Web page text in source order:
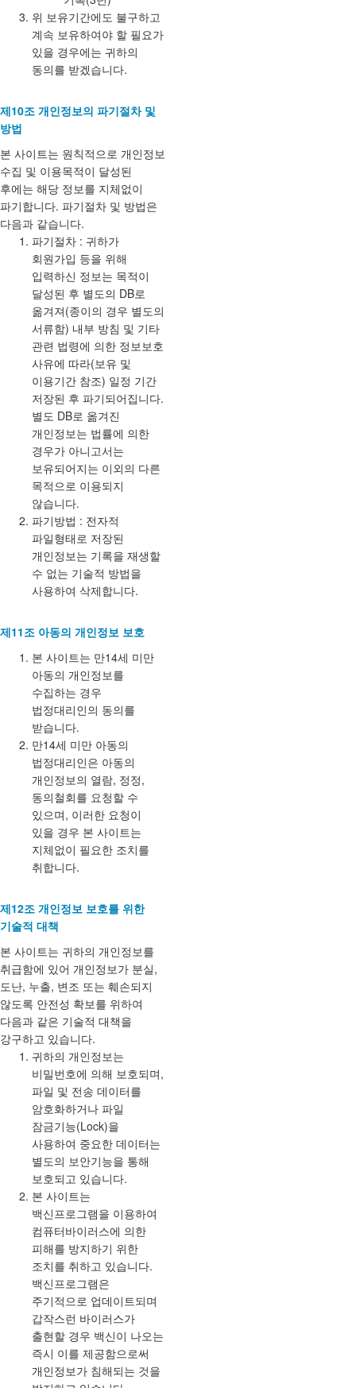
위 보유기간에도 불구하고
계속 보유하여야 할 필요가
있을 경우에는 귀하의
동의를 받겠습니다.
제10조 개인정보의 파기절차 및
방법
본 사이트는 원칙적으로 개인정보
수집 및 이용목적이 달성된
후에는 해당 정보를 지체없이
파기합니다. 파기절차 및 방법은
다음과 같습니다.
파기절차 : 귀하가
회원가입 등을 위해
입력하신 정보는 목적이
달성된 후 별도의 DB로
옮겨져(종이의 경우 별도의
서류함) 내부 방침 및 기타
관련 법령에 의한 정보보호
사유에 따라(보유 및
이용기간 참조) 일정 기간
저장된 후 파기되어집니다.
별도 DB로 옮겨진
개인정보는 법률에 의한
경우가 아니고서는
보유되어지는 이외의 다른
목적으로 이용되지
않습니다.
파기방법 : 전자적
파일형태로 저장된
개인정보는 기록을 재생할
수 없는 기술적 방법을
사용하여 삭제합니다.
제11조 아동의 개인정보 보호
본 사이트는 만14세 미만
아동의 개인정보를
수집하는 경우
법정대리인의 동의를
받습니다.
만14세 미만 아동의
법정대리인은 아동의
개인정보의 열람, 정정,
동의철회를 요청할 수
있으며, 이러한 요청이
있을 경우 본 사이트는
지체없이 필요한 조치를
취합니다.
제12조 개인정보 보호를 위한
기술적 대책
본 사이트는 귀하의 개인정보를
취급함에 있어 개인정보가 분실,
도난, 누출, 변조 또는 훼손되지
않도록 안전성 확보를 위하여
다음과 같은 기술적 대책을
강구하고 있습니다.
귀하의 개인정보는
비밀번호에 의해 보호되며,
파일 및 전송 데이터를
암호화하거나 파일
잠금기능(Lock)을
사용하여 중요한 데이터는
별도의 보안기능을 통해
보호되고 있습니다.
본 사이트는
백신프로그램을 이용하여
컴퓨터바이러스에 의한
피해를 방지하기 위한
조치를 취하고 있습니다.
백신프로그램은
주기적으로 업데이트되며
갑작스런 바이러스가
출현할 경우 백신이 나오는
즉시 이를 제공함으로써
개인정보가 침해되는 것을